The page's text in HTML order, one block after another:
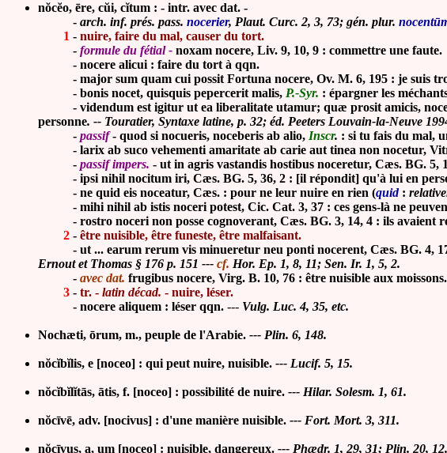
nŏcĕo, ēre, cŭi, cĭtum : - intr. avec dat. -
- arch. inf. prés. pass. nocerier, Plaut. Curc. 2, 3, 73; gén. plur.
1 - nuire, faire du mal, causer du tort.
- formule du fétial - noxam nocere, Liv. 9, 10, 9 : commettre une faute.
- nocere alicui : faire du tort à qqn.
- major sum quam cui possit Fortuna nocere, Ov. M. 6, 195 : je suis
- bonis nocet, quisquis pepercerit malis, P.-Syr. : épargner les
- videndum est igitur ut ea liberalitate utamur; quæ prosit amicis,
personne. -- Touratier, Syntaxe latine, p. 32; éd. Peeters Louvain-la-Neuve
- passif- quod si nocueris, noceberis ab alio, Inscr. : si tu fais du mal,
- larix ab suco vehementi amaritate ab carie aut tinea non nocetur, Vitr.
- passif impers. - ut in agris vastandis hostibus noceretur, Cæs. BG. 5,
- ipsi nihil nocitum iri, Cæs. BG. 5, 36, 2 : [il répondit] qu'à lui en
- ne quid eis noceatur, Cæs. : pour ne leur nuire en rien (quid:
- mihi nihil ab istis noceri potest, Cic. Cat. 3, 37 : ces gens-là ne
- rostro noceri non posse cognoverant, Cæs. BG. 3, 14, 4 : ils avaient
2 - être nuisible, être funeste, être malfaisant.
- ut ... earum rerum vis minueretur neu ponti nocerent, Cæs. BG. 4,
Ernout et Thomas § 176 p. 151 --- cf. Hor. Ep. 1, 8, 11; Sen. Ir. 1, 5, 2.
- avec dat. frugibus nocere, Virg. B. 10, 76 : être nuisible aux moissons.
3 - tr. - latin décad. - nuire, léser.
- nocere aliquem : léser qqn. --- Vulg. Luc. 4, 35, etc.
Nochæti, ōrum, m., peuple de l'Arabie. --- Plin. 6, 148.
nŏcĭbĭlis, e [noceo] : qui peut nuire, nuisible. --- Lucif. 5, 15.
nŏcĭbĭlĭtās, ātis, f. [noceo] : possibilité de nuire. --- Hilar. Solesm. 1, 61.
nŏcīvē, adv. [nocivus] : d'une manière nuisible. --- Fort. Mort. 3, 311.
nŏcīvus, a, um [noceo] : nuisible, dangereux. --- Phædr. 1, 29, 31; Plin. 20, 12.